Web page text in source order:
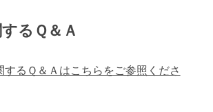
るＱ＆Ａ
するＱ＆Ａはこちらをご参照くださ